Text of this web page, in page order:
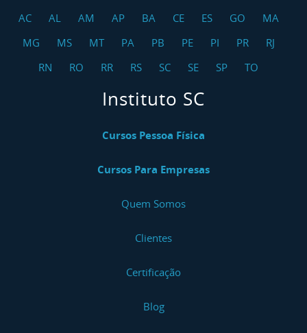
AC AL AM AP BA CE ES GO
MA
MG
MS MT PA PB PE PI PR
RJ
RN
RO RR RS SC SE SP TO
Instituto SC
Cursos Pessoa Física
Cursos Para Empresas
Quem Somos
Clientes
Certificação
Blog